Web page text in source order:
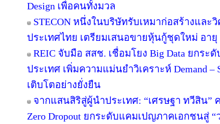
Design เพื่อคนทั้งมวล
STECON หนึ่งในบริษัทรับเหมาก่อสร้างแล
ประเทศไทย เตรียมเสนอขายหุ้นกู้ชุดใหม่ อา
REIC จับมือ สสช. เชื่อมโยง Big Data ยกร
ประเทศ เพิ่มความแม่นยำวิเคราะห์ Demand
เติบโตอย่างยั่งยืน
จากแสนสิริสู่ผู้นำประเทศ: “เศรษฐา ทวีสิน”
Zero Dropout ยกระดับแคมเปญภาคเอกชนสู่